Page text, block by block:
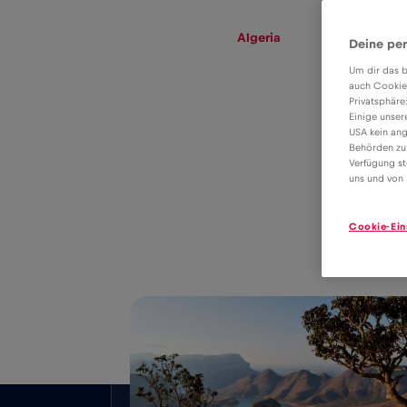
Algeria
4€
Deine
Um dir das
auch
Einige
USA kein
Behörden
Verfügung
uns und von
Cookie-